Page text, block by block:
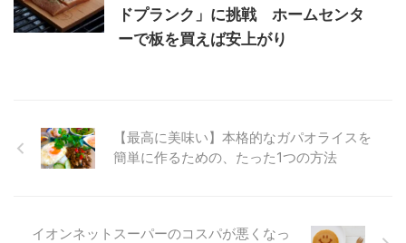
ドプランク」に挑戦 ホームセンタ
ーで板を買えば安上がり
【最高に美味い】本格的なガパオライスを
簡単に作るための、たった1つの方法
イオンネットスーパーのコスパが悪くなっ